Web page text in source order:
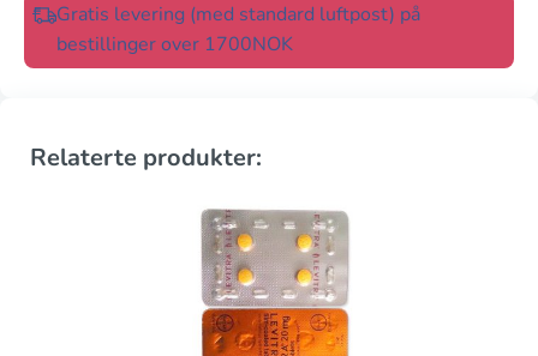
Gratis levering (med standard luftpost) på
bestillinger over 1700NOK
Relaterte produkter: